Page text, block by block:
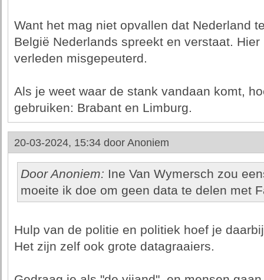
Want het mag niet opvallen dat Nederland
België Nederlands spreekt en verstaat.
verleden misgepeuterd.
Als je weet waar de stank vandaan komt,
gebruiken: Brabant en Limburg.
20-03-2024, 15:34 door Anoniem
Door Anoniem: Ine Van Wymersch zou
moeite ik doe om geen data te delen met
Hulp van de politie en politiek hoef je
Het zijn zelf ook grote datagraaiers.